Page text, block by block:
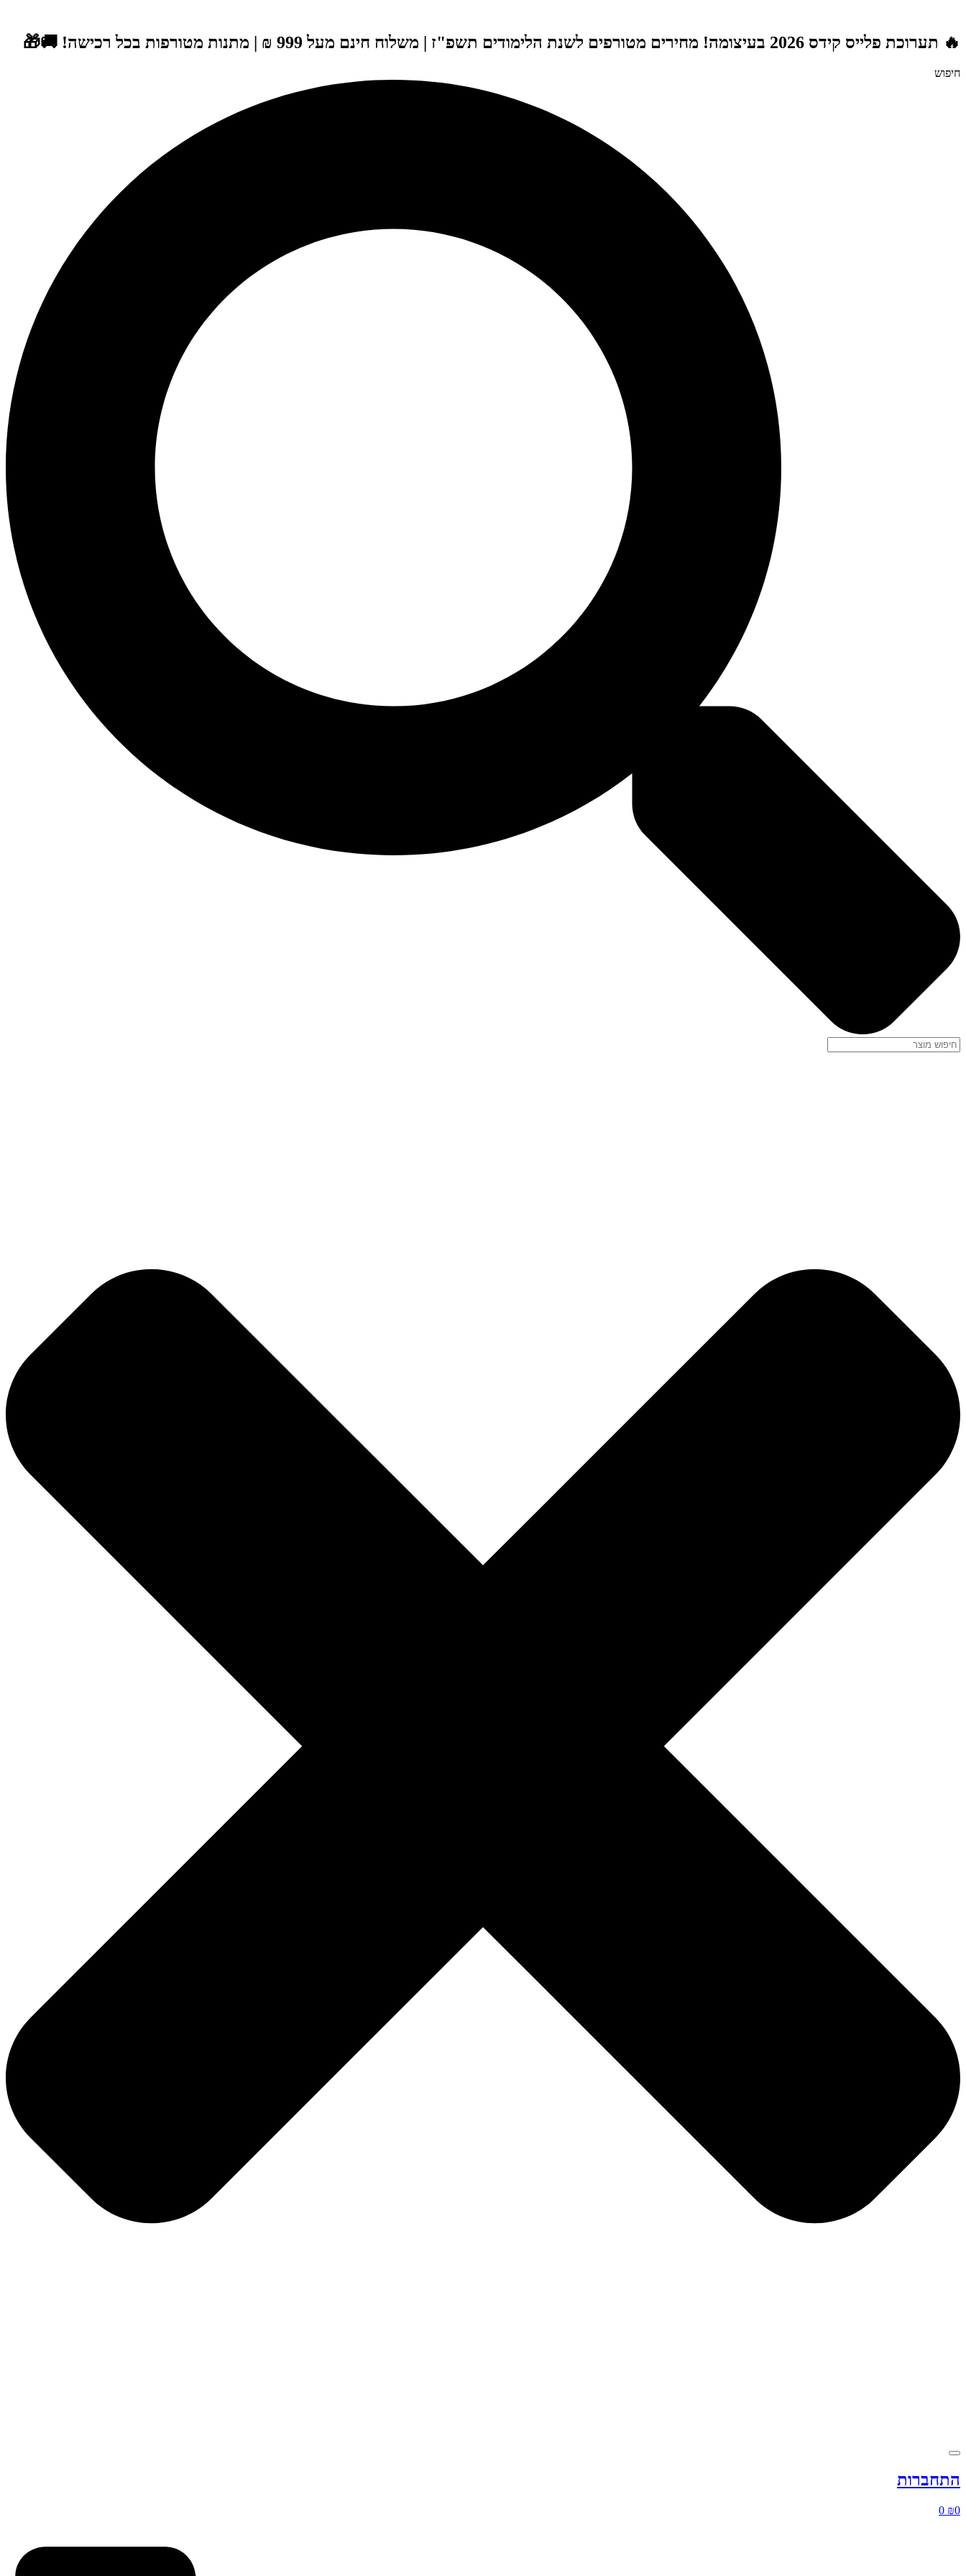
🔥 תערוכת פלייס קידס 2026 בעיצומה! מחירים מטורפים לשנת הלימודים תשפ"ז | משלוח חינם מעל 999 ₪ | מתנות מטורפות בכל רכישה! 🚚🎁
חיפוש
התחברות
₪0
0